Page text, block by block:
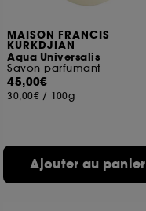
MAISON FRANCIS
KURKDJIAN
Aqua Universalis
Savon parfumant
45,00€
30,00€ / 100g
Ajouter au panier